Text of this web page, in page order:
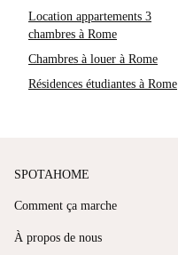
Location appartements 3
chambres à Rome
Chambres à louer à Rome
Résidences étudiantes à Rome
SPOTAHOME
Comment ça marche
À propos de nous